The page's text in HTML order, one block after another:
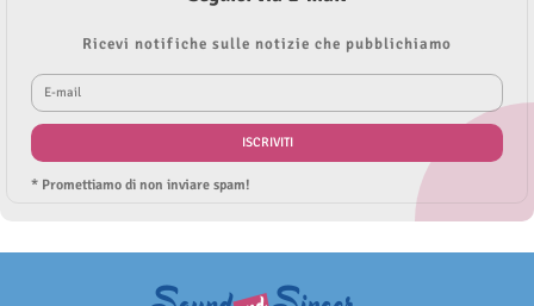
Ricevi notifiche sulle notizie che pubblichiamo
* Promettiamo di non inviare spam!